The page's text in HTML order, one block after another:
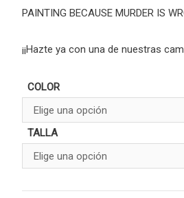
PAINTING BECAUSE MURDER IS
¡¡Hazte ya con una de nuestras
COLOR
TALLA